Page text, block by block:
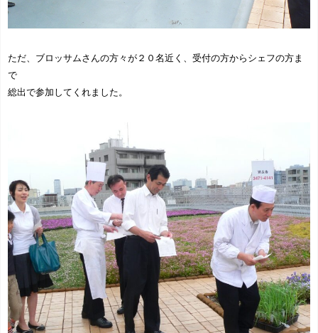
ただ、ブロッサムさんの方々が２０名近く、受付の方からシェフの方ま
で
総出で参加してくれました。